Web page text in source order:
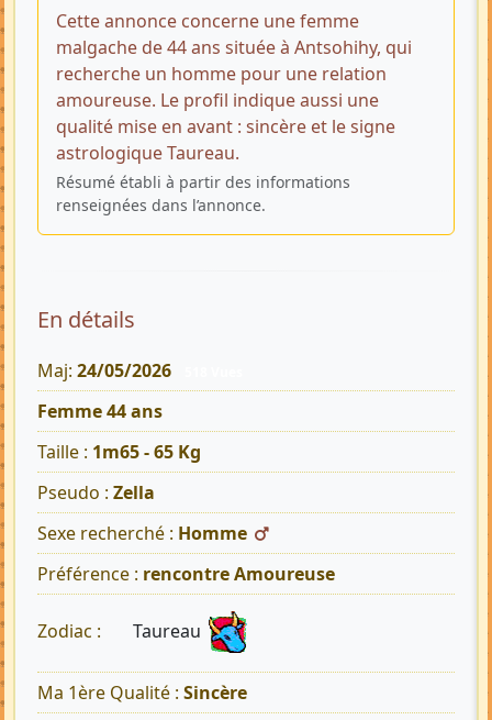
Cette annonce concerne une femme
malgache de 44 ans située à Antsohihy, qui
recherche un homme pour une relation
amoureuse. Le profil indique aussi une
qualité mise en avant : sincère et le signe
astrologique Taureau.
Résumé établi à partir des informations
renseignées dans l’annonce.
En détails
Maj: 24/05/2026
Femme 44 ans
Taille : 1m65 - 65 Kg
Pseudo : Zella
Sexe recherché : Homme
Préférence : rencontre Amoureuse
Zodiac : Taureau
Ma 1ère Qualité : Sincère